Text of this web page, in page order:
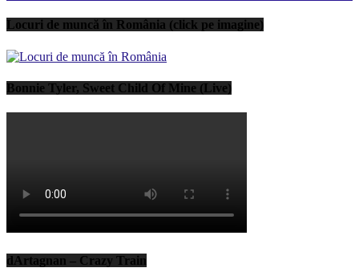
Locuri de muncă în România (click pe imagine)
Bonnie Tyler, Sweet Child Of Mine (Live)
dArtagnan – Crazy Train